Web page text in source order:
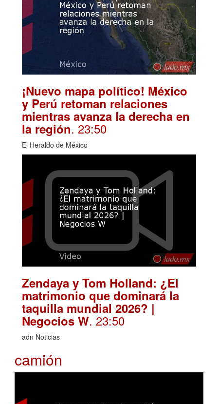
¡Nuevo mapa político! México
y Perú retoman relaciones
mientras avanza la derecha en
la región. 23:50
El Heraldo de México
Zendaya y Tom Holland: ¿El
matrimonio que dominará la
taquilla mundial 2026? |
Negocios W. 23:50
adn Noticias
camión